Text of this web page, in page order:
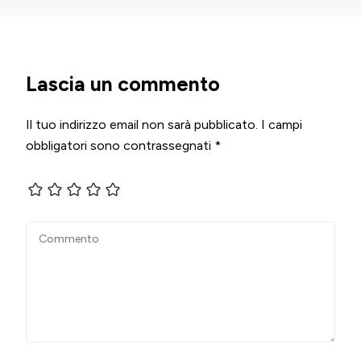
Lascia un commento
Il tuo indirizzo email non sarà pubblicato. I campi
obbligatori sono contrassegnati *